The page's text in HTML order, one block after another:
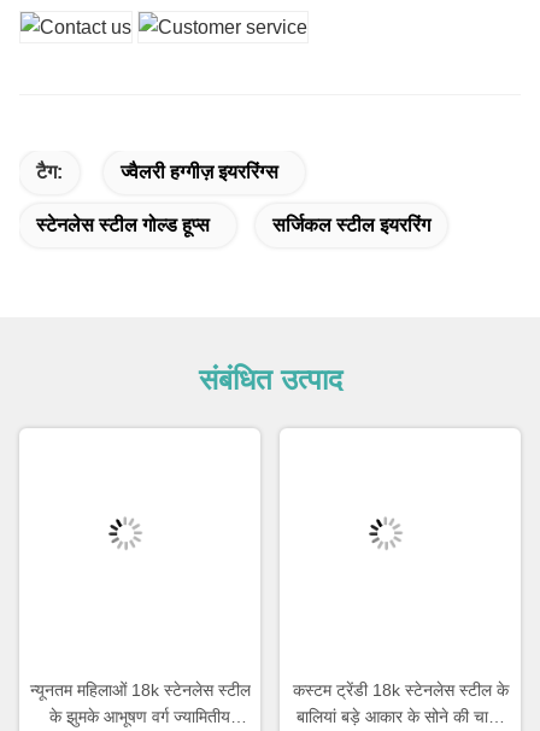
टैग: ज्वैलरी हग्गीज़ इयररिंग्स
स्टेनलेस स्टील गोल्ड हूप्स सर्जिकल स्टील इयररिंग
संबंधित उत्पाद
न्यूनतम महिलाओं 18k स्टेनलेस स्टील
के झुमके आभूषण वर्ग ज्यामितीय
कस्टम ट्रेंडी 18k स्टेनलेस स्टील के
बालियां बड़े आकार के सोने की चादर